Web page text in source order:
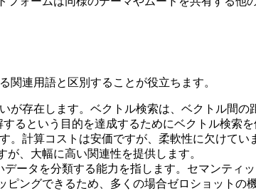
関連用語と区別することが役立ちます。
が存在します。ベクトル検索は、ベクトル間の
るという目的を達成するためにベクトル検索
計算コストは安価ですが、柔軟性に欠けてい
、大幅に高い関連性を提供します。
ータを分類する能力を指します。セマンティ
ングできるため、多くの場合ゼロショットの